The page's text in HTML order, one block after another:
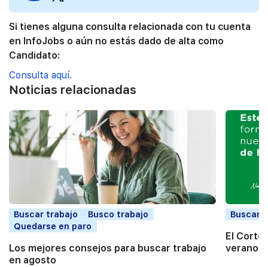
Si tienes alguna consulta relacionada con tu cuenta
en InfoJobs o aún no estás dado de alta como
Candidato:
Consulta aquí.
Noticias relacionadas
Buscar trabajo
Busco trabajo
Quedarse en paro
Los mejores consejos para buscar trabajo
en agosto
Buscar
El Corte
verano